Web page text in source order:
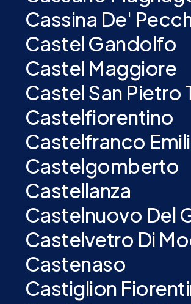
Cassina De'
Castel Gandolfo
Castel Maggiore
Castel San Pietro
Castelfiorentino
Castelfranco
Castelgomberto
Castellanza
Castelnuovo Del
Castelvetro Di
Castenaso
Castiglion